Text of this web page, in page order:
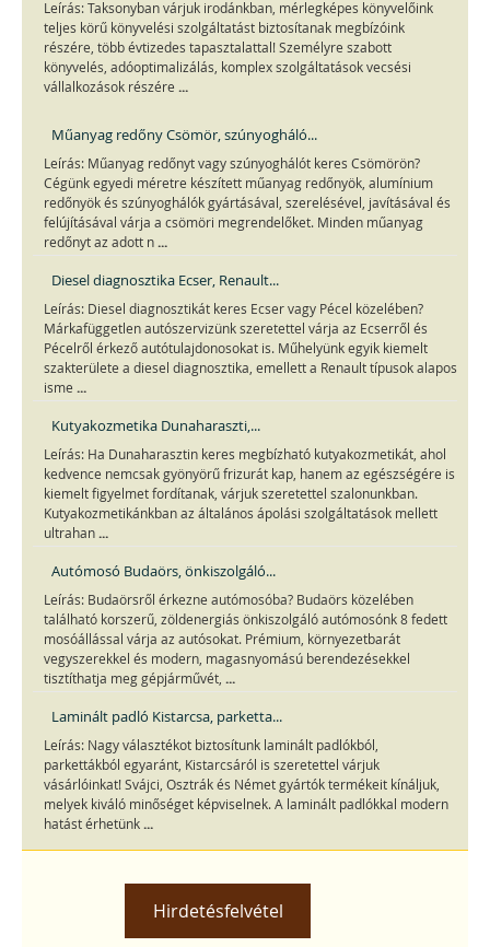
Leírás: Taksonyban várjuk irodánkban, mérlegképes könyvelőink
teljes körű könyvelési szolgáltatást biztosítanak megbízóink
részére, több évtizedes tapasztalattal! Személyre szabott
könyvelés, adóoptimalizálás, komplex szolgáltatások vecsési
vállalkozások részére ...
Műanyag redőny Csömör, szúnyogháló...
Leírás: Műanyag redőnyt vagy szúnyoghálót keres Csömörön?
Cégünk egyedi méretre készített műanyag redőnyök, alumínium
redőnyök és szúnyoghálók gyártásával, szerelésével, javításával és
felújításával várja a csömöri megrendelőket. Minden műanyag
redőnyt az adott n ...
Diesel diagnosztika Ecser, Renault...
Leírás: Diesel diagnosztikát keres Ecser vagy Pécel közelében?
Márkafüggetlen autószervizünk szeretettel várja az Ecserről és
Pécelről érkező autótulajdonosokat is. Műhelyünk egyik kiemelt
szakterülete a diesel diagnosztika, emellett a Renault típusok alapos
isme ...
Kutyakozmetika Dunaharaszti,...
Leírás: Ha Dunaharasztin keres megbízható kutyakozmetikát, ahol
kedvence nemcsak gyönyörű frizurát kap, hanem az egészségére is
kiemelt figyelmet fordítanak, várjuk szeretettel szalonunkban.
Kutyakozmetikánkban az általános ápolási szolgáltatások mellett
ultrahan ...
Autómosó Budaörs, önkiszolgáló...
Leírás: Budaörsről érkezne autómosóba? Budaörs közelében
található korszerű, zöldenergiás önkiszolgáló autómosónk 8 fedett
mosóállással várja az autósokat. Prémium, környezetbarát
vegyszerekkel és modern, magasnyomású berendezésekkel
tisztíthatja meg gépjárművét, ...
Laminált padló Kistarcsa, parketta...
Leírás: Nagy választékot biztosítunk laminált padlókból,
parkettákból egyaránt, Kistarcsáról is szeretettel várjuk
vásárlóinkat! Svájci, Osztrák és Német gyártók termékeit kínáljuk,
melyek kiváló minőséget képviselnek. A laminált padlókkal modern
hatást érhetünk ...
Hirdetésfelvétel